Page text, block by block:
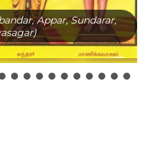
Appar, Sundarar,